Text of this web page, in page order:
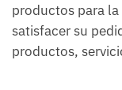
productos para
satisfacer su
productos,